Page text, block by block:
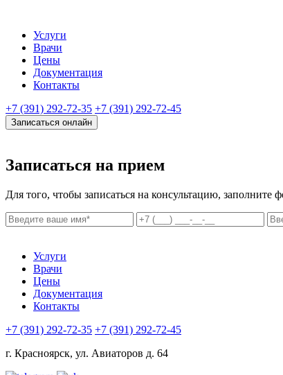
Услуги
Врачи
Цены
Документация
Контакты
+7 (391) 292-72-35 +7 (391) 292-72-45
Записаться онлайн
Записаться на прием
Для того, чтобы записаться на консультацию,
Услуги
Врачи
Цены
Документация
Контакты
+7 (391) 292-72-35 +7 (391) 292-72-45
г. Красноярск, ул. Авиаторов д. 64